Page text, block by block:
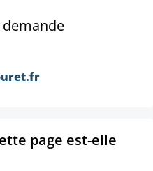
page est-elle